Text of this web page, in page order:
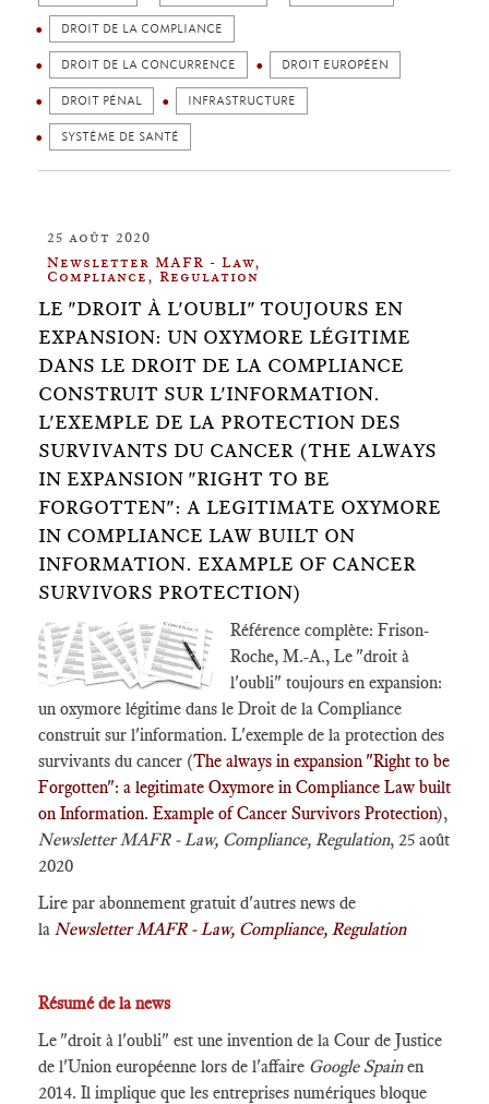
DROIT DE LA COMPLIANCE
DROIT DE LA CONCURRENCE DROIT EUROPÉEN
DROIT PÉNAL INFRASTRUCTURE
SYSTÈME DE SANTÉ
25 août 2020
Newsletter MAFR - Law,
Compliance, Regulation
LE "DROIT À L'OUBLI" TOUJOURS EN
EXPANSION: UN OXYMORE LÉGITIME
DANS LE DROIT DE LA COMPLIANCE
CONSTRUIT SUR L'INFORMATION.
L'EXEMPLE DE LA PROTECTION DES
SURVIVANTS DU CANCER (THE ALWAYS
IN EXPANSION "RIGHT TO BE
FORGOTTEN"​: A LEGITIMATE OXYMORE
IN COMPLIANCE LAW BUILT ON
INFORMATION. EXAMPLE OF​ CANCER
SURVIVORS PROTECTION)
Référence complète: Frison-
Roche, M.-A., Le "droit à
l'oubli" toujours en expansion:
un oxymore légitime dans le Droit de la Compliance
construit sur l'information. L'exemple de la protection des
survivants du cancer (The always in expansion "Right to be
Forgotten"​: a legitimate Oxymore in Compliance Law built
on Information. Example of​ Cancer Survivors Protection),
Newsletter MAFR - Law, Compliance, Regulation, 25 août
2020
Lire par abonnement gratuit d'autres news de
la Newsletter MAFR - Law, Compliance, Regulation
Résumé de la news
Le "droit à l'oubli" est une invention de la Cour de Justice
de l'Union européenne lors de l'affaire Google Spainen
2014. Il implique que les entreprises numériques bloque